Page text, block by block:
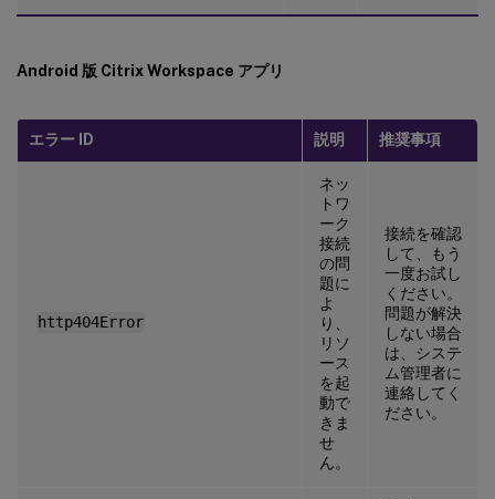
Android 版 Citrix Workspace アプリ
エラー ID 説明 推奨事項
http404Error
ネッ
トワ
ーク
接続
の問
題に
よ
り、
リソ
ース
を起
動で
きま
せ
ん。
接続を確認
して、もう
一度お試し
ください。
問題が解決
しない場合
は、システ
ム管理者に
連絡してく
ださい。